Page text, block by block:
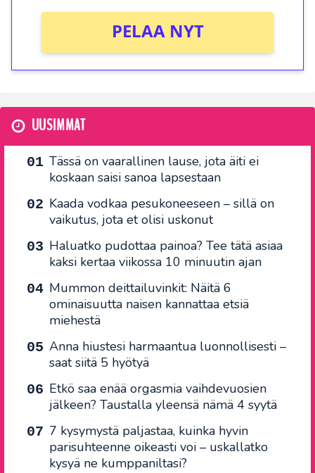
PELAA NYT
UUSIMMAT
Tässä on vaarallinen lause, jota äiti ei
koskaan saisi sanoa lapsestaan
Kaada vodkaa pesukoneeseen – sillä on
vaikutus, jota et olisi uskonut
Haluatko pudottaa painoa? Tee tätä asiaa
kaksi kertaa viikossa 10 minuutin ajan
Mummon deittailuvinkit: Näitä 6
ominaisuutta naisen kannattaa etsiä
miehestä
Anna hiustesi harmaantua luonnollisesti –
saat siitä 5 hyötyä
Etkö saa enää orgasmia vaihdevuosien
jälkeen? Taustalla yleensä nämä 4 syytä
7 kysymystä paljastaa, kuinka hyvin
parisuhteenne oikeasti voi – uskallatko
kysyä ne kumppaniltasi?